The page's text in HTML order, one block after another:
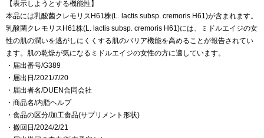
【表示しようとする機能性】
本品には乳酸菌クレモリスH61株(L. lactis subsp. cremoris H61)が含まれます。
乳酸菌クレモリスH61株(L. lactis subsp. cremoris H61)には、ミドルエイジの女
性の肌の潤いを逃がしにくくする肌のバリア機能を高めることが報告されてい
ます。肌の乾燥が気になるミドルエイジの女性の方に適しています。
・届出番号/G389
・届出日/2021/7/20
・届出者名/DUEN合同会社
・商品名/内脂ヘルプ
・食品の区分/加工食品(サプリメント形状)
・撤回日/2024/2/21